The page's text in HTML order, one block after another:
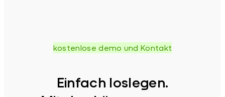
kostenlose demo und Kontakt
Einfach loslegen.